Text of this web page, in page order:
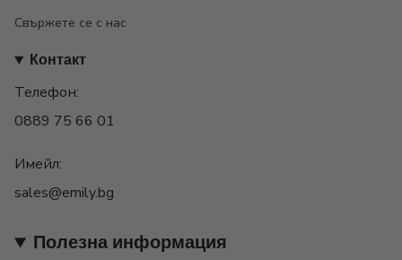
Свържете се с нас
Контакт
Телефон:
0889 75 66 01
Имейл:
sales@emily.bg
Полезна информация